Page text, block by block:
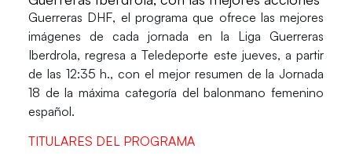
Guerreras DHF, el programa que ofrece las mejores
imágenes de cada jornada en la Liga Guerreras
Iberdrola, regresa aTeledeporte este jueves, a partir
de las 12:35 h., con el mejor resumen de laJornada
18 de la máxima categoría del balonmano femenino
español.
TITULARES DEL PROGRAMA